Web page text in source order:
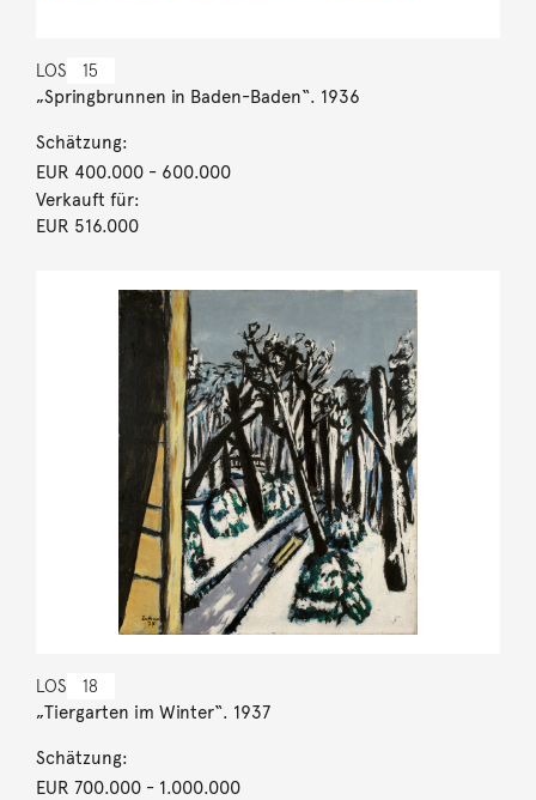
LOS 15
„Springbrunnen in Baden-Baden“. 1936
Schätzung:
EUR 400.000- 600.000
Verkauft für:
EUR 516.000
LOS 18
„Tiergarten im Winter“. 1937
Schätzung:
EUR 700.000- 1.000.000